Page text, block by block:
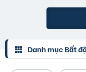
Danh mục Bất